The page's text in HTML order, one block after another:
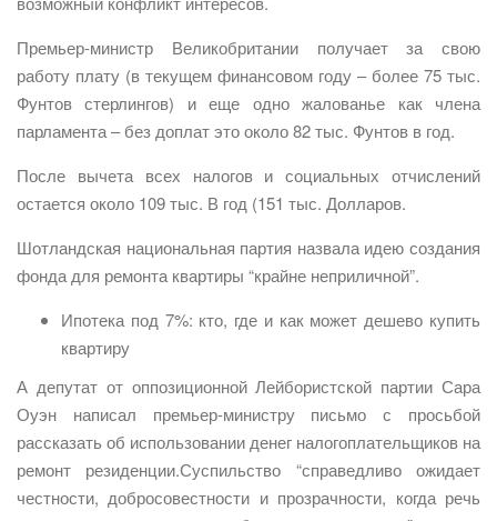
Премьер-министр Великобритании получает за свою
работу плату (в текущем финансовом году – более 75 тыс.
Фунтов стерлингов) и еще одно жалованье как члена
парламента – без доплат это около 82 тыс. Фунтов в год.
После вычета всех налогов и социальных отчислений
остается около 109 тыс. В год (151 тыс. Долларов.
Шотландская национальная партия назвала идею создания
фонда для ремонта квартиры “крайне неприличной”.
Ипотека под 7%: кто, где и как может дешево купить
квартиру
А депутат от оппозиционной Лейбористской партии Сара
Оуэн написал премьер-министру письмо с просьбой
рассказать об использовании денег налогоплательщиков на
ремонт резиденции.Суспильство “справедливо ожидает
честности, добросовестности и прозрачности, когда речь